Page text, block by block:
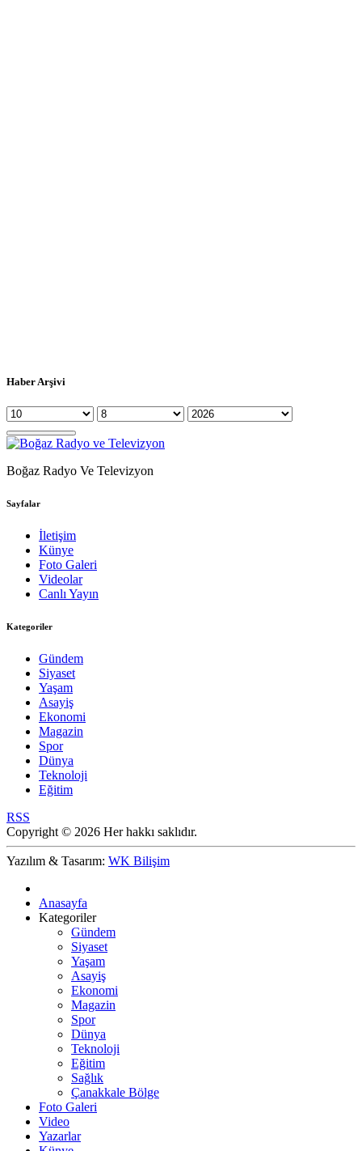
Haber Arşivi
Boğaz Radyo Ve Televizyon
Sayfalar
İletişim
Künye
Foto Galeri
Videolar
Canlı Yayın
Kategoriler
Gündem
Siyaset
Yaşam
Asayiş
Ekonomi
Magazin
Spor
Dünya
Teknoloji
Eğitim
RSS
Copyright © 2026 Her hakkı saklıdır.
Yazılım & Tasarım: WK Bilişim
Anasayfa
Kategoriler
Gündem
Siyaset
Yaşam
Asayiş
Ekonomi
Magazin
Spor
Dünya
Teknoloji
Eğitim
Sağlık
Çanakkale Bölge
Foto Galeri
Video
Yazarlar